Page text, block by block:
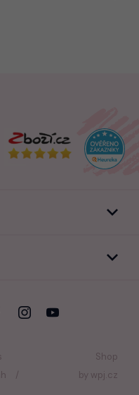
Shop
by wpj.cz